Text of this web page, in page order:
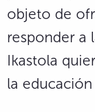
objeto de
responder a
Ikastola
la